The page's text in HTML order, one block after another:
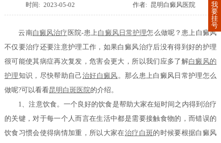
时间: 2023-05-02 作者: 昆明白癜风医院
云南白癜风治疗 医院-患上白癜风日常护理怎么做呢？患上白癜风
不仅要治疗还要注意护理工作，如果白癜风治疗后没有得到好的护理
很可能使其病症再次复发，危害会更大，所以我们应多了解白癜风的
护理知识，尽快帮助自己 治好白癜风。那么患上白癜风日常护理怎么
做呢?可以看看昆明白斑医院的介绍。
1、注意饮食。一个良好的饮食是帮助大家在短时间之内得到治疗
的关键，对于每一个人而言在生活中都是需要接触食物的，而错误的
饮食习惯会使得病情加重，所以大家在治疗白斑的时候要根据白癜风
我
要
挂
号